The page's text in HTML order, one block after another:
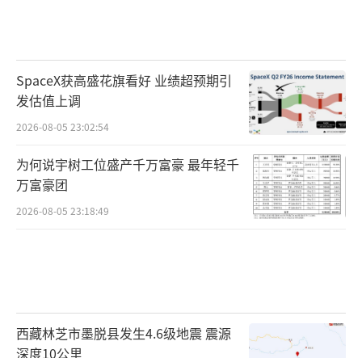
SpaceX获高盛花旗看好 业绩超预期引
发估值上调
2026-08-05 23:02:54
为何说宇树工位盛产千万富豪 最年轻千
万富豪团
2026-08-05 23:18:49
西藏林芝市墨脱县发生4.6级地震 震源
深度10公里